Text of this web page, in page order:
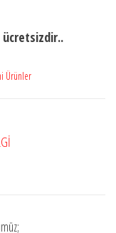
ücretsizdir..
Ürünler